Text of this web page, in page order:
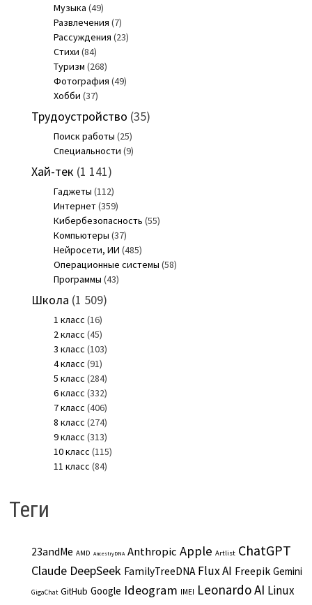
Музыка (49)
Развлечения (7)
Рассуждения (23)
Стихи (84)
Туризм (268)
Фотография (49)
Хобби (37)
Трудоустройство (35)
Поиск работы (25)
Специальности (9)
Хай-тек (1 141)
Гаджеты (112)
Интернет(359)
Кибербезопасность (55)
Компьютеры (37)
Нейросети, ИИ (485)
Операционные системы (58)
Программы (43)
Школа (1 509)
1 класс (16)
2 класс (45)
3 класс (103)
4 класс (91)
5 класс (284)
6 класс (332)
7 класс (406)
8 класс (274)
9 класс (313)
10 класс (115)
11 класс (84)
Теги
23andMe AMD AncestryDNA Anthropic Apple Artlist ChatGPT
Claude DeepSeek FamilyTreeDNA Flux AI Freepik Gemini
GigaChat GitHub Google Ideogram IMEI Leonardo AI Linux